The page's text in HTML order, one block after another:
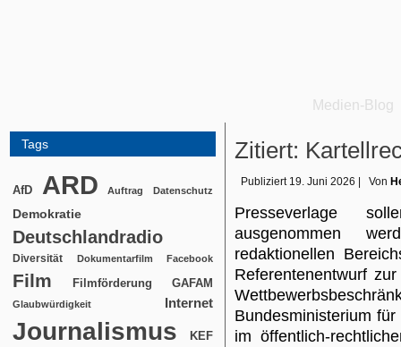
Medien-Blog
Tags
AfD ARD Auftrag Datenschutz
Demokratie
Deutschlandradio
Diversität Dokumentarfilm Facebook
Film Filmförderung GAFAM
Glaubwürdigkeit Internet
Journalismus KEF
Zitiert:
Publiziert 19. Juni 2026 Von
Presseverlage
ausgenommen
redaktionellen
Referentenentwurf
Bundesministerium
im öffentlich-